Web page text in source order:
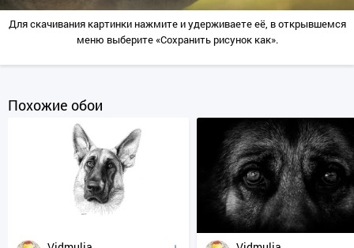
Для скачивания картинки нажмите и удерживаете её, в открывшемся
меню выберите «Сохранить рисунок как».
Похожие обои